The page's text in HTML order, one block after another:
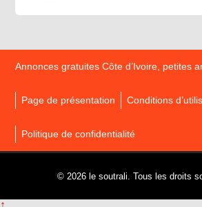
Annonces gratuites Côte d’Ivoire, petites
Page de présentation Conditions
Politique de confidentialité
© 2026 le soutrali. Tous les droits
↑